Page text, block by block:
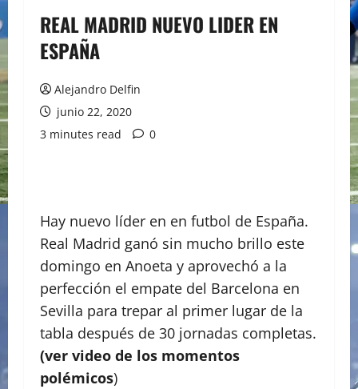
REAL MADRID NUEVO LIDER EN
ESPAÑA
Alejandro Delfin
junio 22, 2020
3 minutes read
0
Hay nuevo líder en en futbol de España.
Real Madrid ganó sin mucho brillo este
domingo en Anoeta y aprovechó a la
perfección el empate del Barcelona en
Sevilla para trepar al primer lugar de la
tabla después de 30 jornadas completas.
(ver video de los momentos
polémicos)